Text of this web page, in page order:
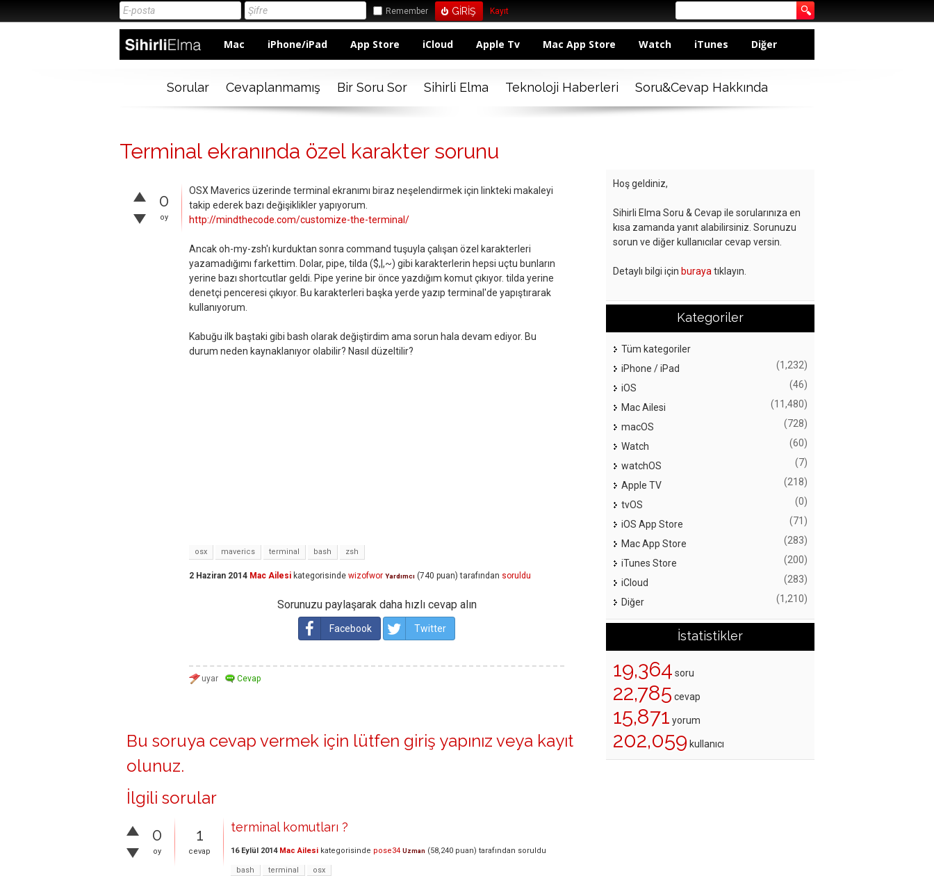
Remember Kayıt
Mac iPhone/iPad App Store iCloud Apple Tv Mac App Store Watch iTunes Diğer
Sorular Cevaplanmamış Bir Soru Sor Sihirli Elma Teknoloji Haberleri Soru&Cevap Hakkında
Terminal ekranında özel karakter sorunu
0
oy
OSX Maverics üzerinde terminal ekranımı biraz neşelendirmek için linkteki makaleyi
takip ederek bazı değişiklikler yapıyorum.
http://mindthecode.com/customize-the-terminal/
Ancak oh-my-zsh'ı kurduktan sonra command tuşuyla çalışan özel karakterleri
yazamadığımı farkettim. Dolar, pipe, tilda ($,|,~) gibi karakterlerin hepsi uçtu bunların
yerine bazı shortcutlar geldi. Pipe yerine bir önce yazdığım komut çıkıyor. tilda yerine
denetçi penceresi çıkıyor. Bu karakterleri başka yerde yazıp terminal'de yapıştırarak
kullanıyorum.
Kabuğu ilk baştaki gibi bash olarak değiştirdim ama sorun hala devam ediyor. Bu
durum neden kaynaklanıyor olabilir? Nasıl düzeltilir?
osx maverics terminal bash zsh
2 Haziran 2014 Mac Ailesi kategorisinde wizofwor Yardımcı (740 puan) tarafından soruldu
Sorunuzu paylaşarak daha hızlı cevap alın
Facebook Twitter
Bu soruya cevap vermek için lütfen giriş yapınız veya kayıt
olunuz.
İlgili sorular
0
oy
1
cevap
terminal komutları ?
16 Eylül 2014 Mac Ailesi kategorisinde pose34 Uzman (58,240 puan) tarafından soruldu
bash terminal osx
Hoş geldiniz,
Sihirli Elma Soru & Cevap ile sorularınıza en
kısa zamanda yanıt alabilirsiniz. Sorunuzu
sorun ve diğer kullanıcılar cevap versin.
Detaylı bilgi için buraya tıklayın.
Kategoriler
Tüm kategoriler
iPhone / iPad
(1,232)
iOS (46)
Mac Ailesi (11,480)
macOS (728)
Watch (60)
watchOS (7)
Apple TV (218)
tvOS (0)
iOS App Store (71)
Mac App Store (283)
iTunes Store (200)
iCloud (283)
Diğer (1,210)
İstatistikler
19,364 soru
22,785 cevap
15,871 yorum
202,059 kullanıcı